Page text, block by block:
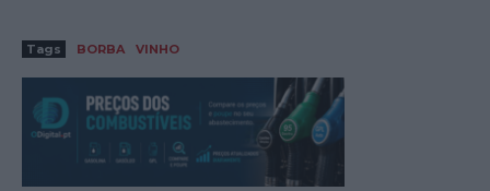
Tags BORBA VINHO